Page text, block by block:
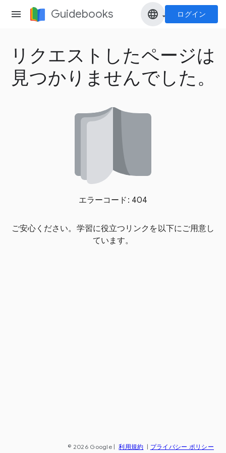
menu Guidebooks language arrow_drop_down ログイン
リクエストしたページは
見つかりませんでした。
エラーコード: 404
ご安心ください。学習に役立つリンクを以下にご用意し
ています。
© 2026 Google | 利用規約 | プライバシー ポリシー